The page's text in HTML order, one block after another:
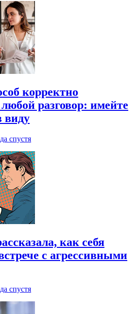
корректно
разговор: имейте
виду
спустя
как себя
с агрессивными
спустя